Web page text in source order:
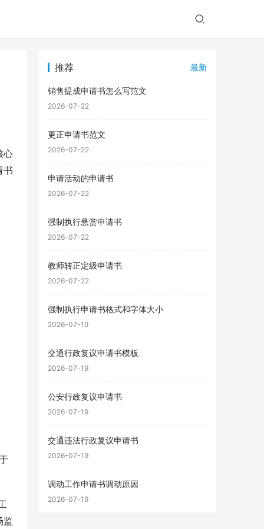
心
书
监
推荐 最新
销售提成申请书怎么写范文
2026-07-22
更正申请书范文
2026-07-22
申请活动的申请书
2026-07-22
强制执行悬赏申请书
2026-07-22
教师转正定级申请书
2026-07-22
强制执行申请书格式和字体大小
2026-07-19
交通行政复议申请书模板
2026-07-19
公安行政复议申请书
2026-07-19
交通违法行政复议申请书
2026-07-19
调动工作申请书调动原因
2026-07-19